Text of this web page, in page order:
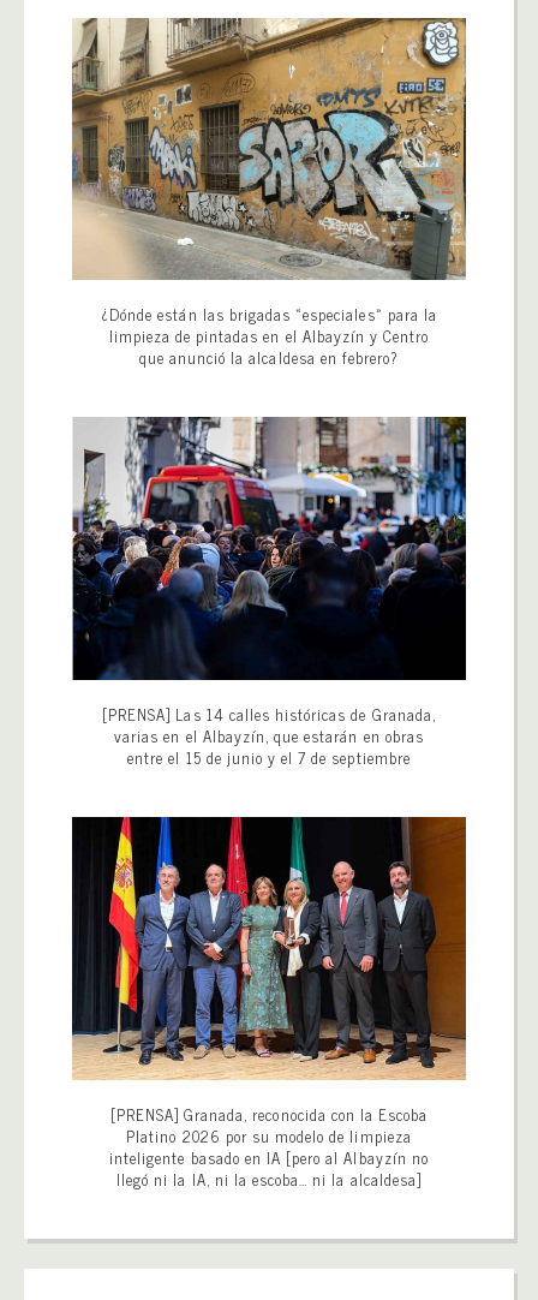
¿Dónde están las brigadas «especiales» para la
limpieza de pintadas en el Albayzín y Centro
que anunció la alcaldesa en febrero?
[PRENSA] Las 14 calles históricas de Granada,
varias en el Albayzín, que estarán en obras
entre el 15 de junio y el 7 de septiembre
[PRENSA] Granada, reconocida con la Escoba
Platino 2026 por su modelo de limpieza
inteligente basado en IA [pero al Albayzín no
llegó ni la IA, ni la escoba… ni la alcaldesa]